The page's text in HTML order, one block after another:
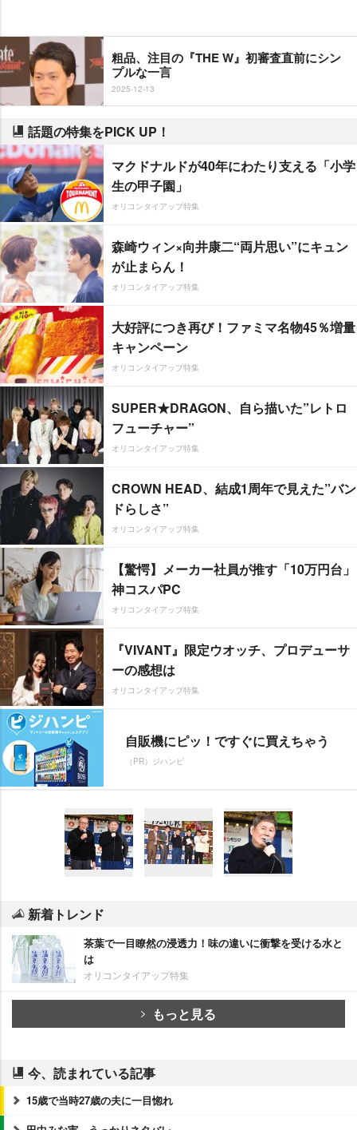
粗品、注目の『THE W』初審査直前にシン
プルな一言
2025-12-13
話題の特集をPICK UP！
マクドナルドが40年にわたり支える「小学
生の甲子園」
オリコンタイアップ特集
森崎ウィン×向井康二“両片思い”にキュン
が止まらん！
オリコンタイアップ特集
大好評につき再び！ファミマ名物45％増量
キャンペーン
オリコンタイアップ特集
SUPER★DRAGON、自ら描いた”レトロ
フューチャー”
オリコンタイアップ特集
CROWN HEAD、結成1周年で見えた”バン
ドらしさ”
オリコンタイアップ特集
【驚愕】メーカー社員が推す「10万円台」
神コスパPC
オリコンタイアップ特集
『VIVANT』限定ウオッチ、プロデューサ
ーの感想は
オリコンタイアップ特集
自販機にピッ！ですぐに買えちゃう
（PR）ジハンピ
新着トレンド
茶葉で一目瞭然の浸透力！味の違いに衝撃を受ける水と
は
オリコンタイアップ特集
もっと見る
今、読まれている記事
15歳で当時27歳の夫に一目惚れ